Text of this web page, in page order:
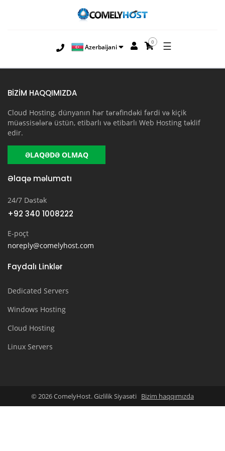
Azerbaijani
0 ☰
BİZİM HAQQIMIZDA
Cloud Hosting, dünyanın hər tərəfindəki fərdi və kiçik
müəssisələrə üstün, etibarlı və etibarlı Web Hosting təklif
edir.
ƏLAQƏDƏ OLMAQ
Əlaqə məlumatı
24/7 Dəstək
+92 340 1008222
E-poçt
noreply@comelyhost.com
Faydalı Linklər
Dedicated Servers
Windows Hosting
Cloud Hosting
Linux Servers
© 2026 ComelyHost. Gizlilik Siyasəti Bizim haqqımızda